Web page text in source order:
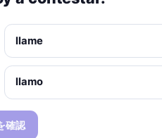
llame
llamo
確認